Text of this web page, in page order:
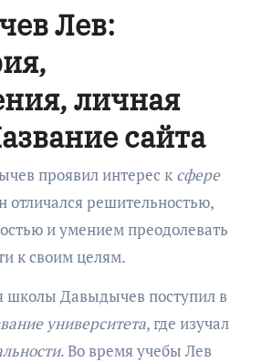
Лев:
личная
сайта
проявил интерес к сфере
отличался решительностью,
и умением преодолевать
к своим целям.
школы Давыдычев поступил в
университета, где изучал
. Во время учебы Лев